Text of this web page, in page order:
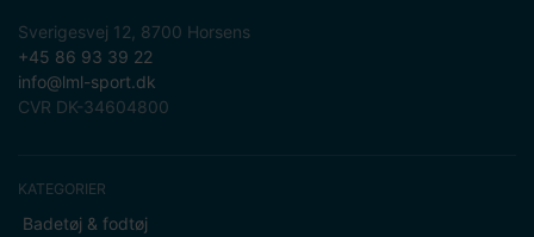
Sverigesvej 12, 8700 Horsens
+45 86 93 39 22
info@lml-sport.dk
CVR DK-34604800
KATEGORIER
Badetøj & fodtøj